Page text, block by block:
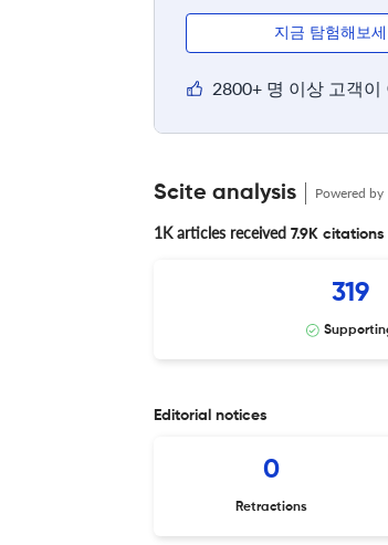
지금 탐험해보세
2800+ 명 이상 고객이
Scite analysis Powered by
1K articles received 7.9K citations
319
Editorial notices
0
Retractions